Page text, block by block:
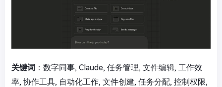
关键词 ：数字同事, Claude, 任务管理, 文件编辑, 工作效
率, 协作工具, 自动化工作, 文件创建, 任务分配, 控制权限,